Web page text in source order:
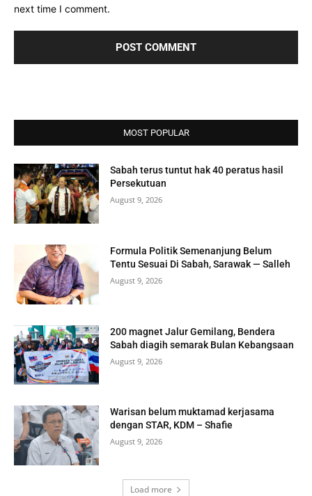
next time I comment.
MOST POPULAR
Sabah terus tuntut hak 40 peratus hasil
Persekutuan
August 9, 2026
Formula Politik Semenanjung Belum
Tentu Sesuai Di Sabah, Sarawak — Salleh
August 9, 2026
200 magnet Jalur Gemilang, Bendera
Sabah diagih semarak Bulan Kebangsaan
August 9, 2026
Warisan belum muktamad kerjasama
dengan STAR, KDM – Shafie
August 9, 2026
Load more